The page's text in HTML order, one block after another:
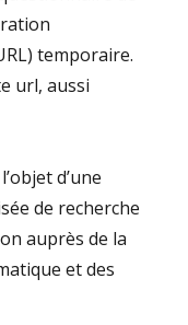
temporaire.
url, aussi
d’une
de recherche
auprès de la
et des